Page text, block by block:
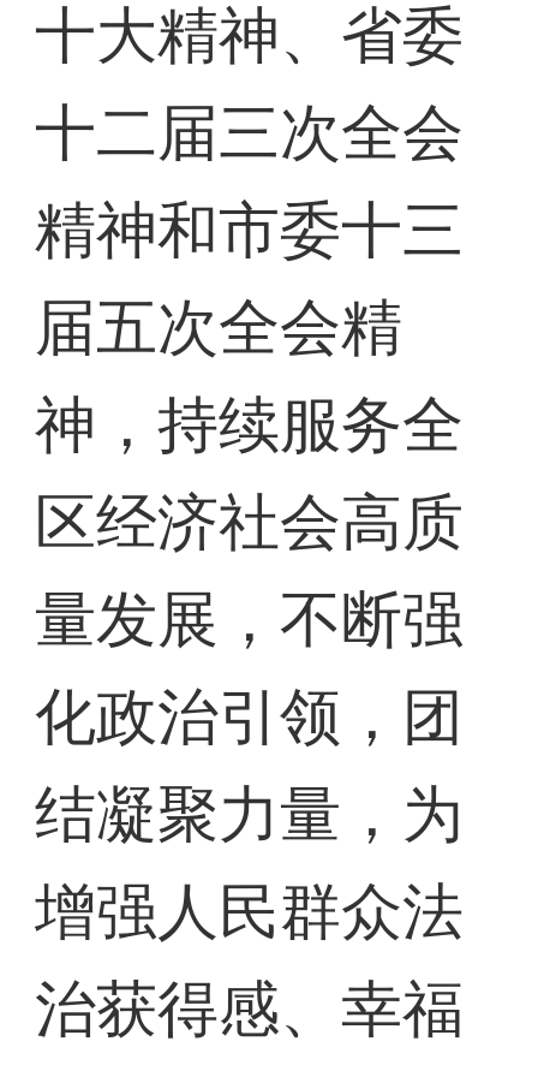
十大精神、省委
十二届三次全会
精神和市委十三
届五次全会精
神，持续服务全
区经济社会高质
量发展，不断强
化政治引领，团
结凝聚力量，为
增强人民群众法
治获得感、幸福